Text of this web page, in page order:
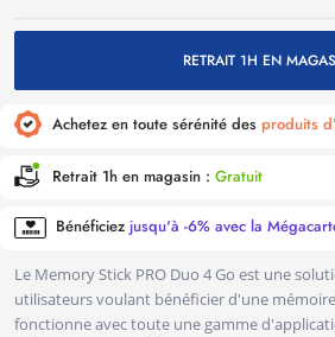
RETRAIT 1H EN
Achetez en toute sérénité des produits
Retrait 1h en magasin : Gratuit
Bénéficiez jusqu'à -6% avec la
Le Memory Stick PRO Duo 4 Go est une
utilisateurs voulant bénéficier d'une
fonctionne avec toute une gamme